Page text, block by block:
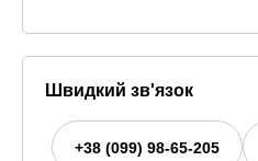
Швидкий зв'язок
+38 (099) 98-65-205